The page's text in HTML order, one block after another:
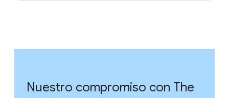
Nuestro compromiso con The